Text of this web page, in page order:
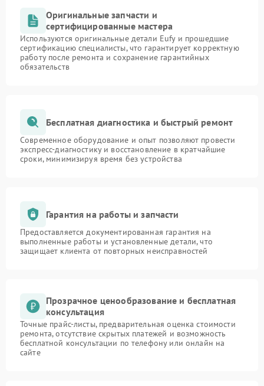
Оригинальные запчасти и
сертифицированные мастера
Используются оригинальные детали Eufy и прошедшие
сертификацию специалисты, что гарантирует корректную
работу после ремонта и сохранение гарантийных
обязательств
Бесплатная диагностика и быстрый ремонт
Современное оборудование и опыт позволяют провести
экспресс-диагностику и восстановление в кратчайшие
сроки, минимизируя время без устройства
Гарантия на работы и запчасти
Предоставляется документированная гарантия на
выполненные работы и установленные детали, что
защищает клиента от повторных неисправностей
Прозрачное ценообразование и бесплатная
консультация
Точные прайс-листы, предварительная оценка стоимости
ремонта, отсутствие скрытых платежей и возможность
бесплатной консультации по телефону или онлайн на
сайте